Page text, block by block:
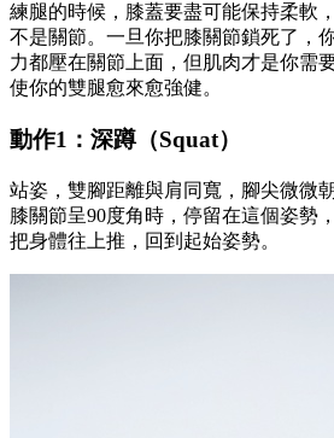
練腿的時候，膝蓋要盡可能保持柔軟
不是關節。一旦你把膝關節鎖死了，
力都壓在關節上面，但肌肉才是你需
使你的雙腿愈來愈強健。
動作1：深蹲（Squat）
站姿，雙腳距離與肩同寬，腳尖微微
膝關節呈90度角時，停留在這個姿勢
把身體往上推，回到起始姿勢。